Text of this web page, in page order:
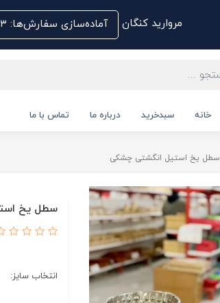
مروارید کنگان آماده‌سازی سفارش‌ها: ۳ تا ۴ روز کاری | پیگیری سفارش و راه‌های ارتباطی کلیک کنید
خانه سبدخرید درباره ما تماس با ما
سطل یخ استیل انگشتی چشکی
سطل یخ
انتخاب سایز: